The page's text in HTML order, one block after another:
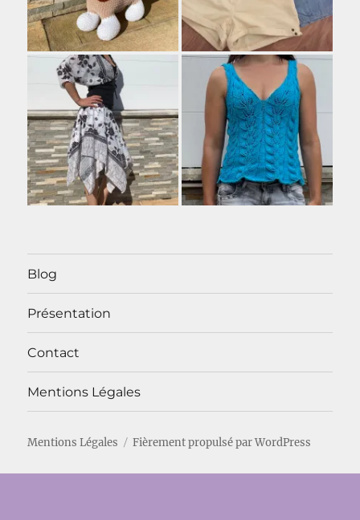
Blog
Présentation
Contact
Mentions Légales
Mentions Légales Fièrement propulsé par WordPress